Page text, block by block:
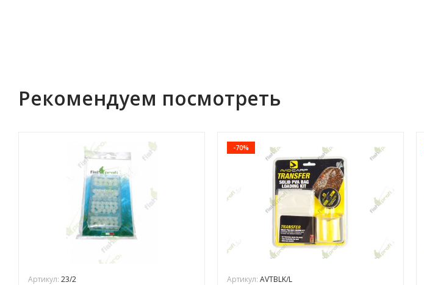
Рекомендуем посмотреть
Артикул: 23/2
-70%
Артикул: AVTBLK/L